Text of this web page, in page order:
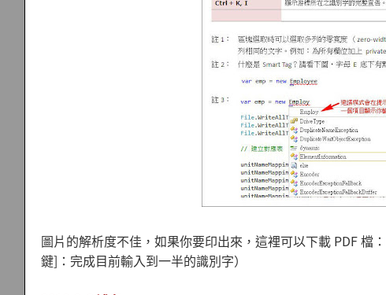
圖片的解析度不佳，如果你要印出來，這裡可以下載 PDF 檔：
鍵]：完成目前輸入到一半的識別字）